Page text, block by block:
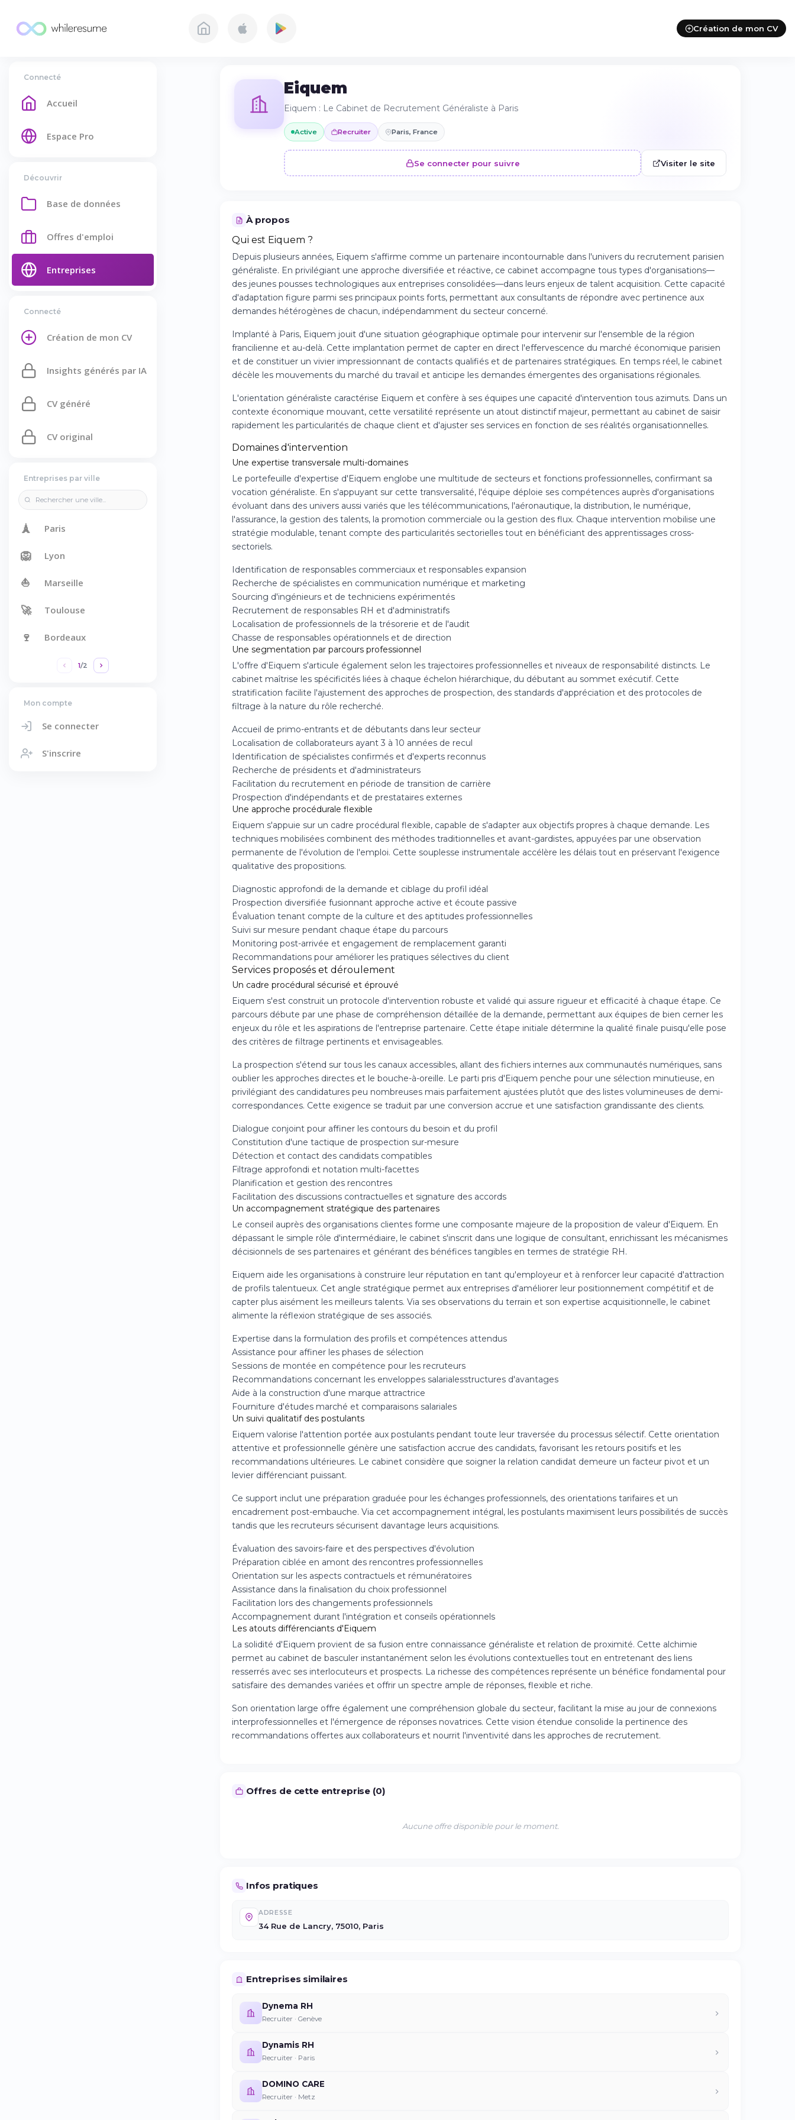
Création de mon CV
Connecté
Accueil
Espace Pro
Découvrir
Base de données
Offres d'emploi
Entreprises
Connecté
Création de mon CV
Insights générés par IA
CV généré
CV original
Entreprises par ville
🗼 Paris
🦁 Lyon
⛵ Marseille
🚀 Toulouse
🍷 Bordeaux
1/2
Mon compte
Se connecter
S'inscrire
Eiquem
Eiquem : Le Cabinet de Recrutement Généraliste à Paris
Active Recruiter Paris, France
Se connecter pour suivre Visiter le site
À propos
Qui est Eiquem ?
Depuis plusieurs années, Eiquem s'affirme comme un partenaire incontournable dans l'univers du recrutement parisien
généraliste. En privilégiant une approche diversifiée et réactive, ce cabinet accompagne tous types d'organisations—
des jeunes pousses technologiques aux entreprises consolidées—dans leurs enjeux de talent acquisition. Cette capacité
d'adaptation figure parmi ses principaux points forts, permettant aux consultants de répondre avec pertinence aux
demandes hétérogènes de chacun, indépendamment du secteur concerné.
Implanté à Paris, Eiquem jouit d'une situation géographique optimale pour intervenir sur l'ensemble de la région
francilienne et au-delà. Cette implantation permet de capter en direct l'effervescence du marché économique parisien
et de constituer un vivier impressionnant de contacts qualifiés et de partenaires stratégiques. En temps réel, le cabinet
décèle les mouvements du marché du travail et anticipe les demandes émergentes des organisations régionales.
L'orientation généraliste caractérise Eiquem et confère à ses équipes une capacité d'intervention tous azimuts. Dans un
contexte économique mouvant, cette versatilité représente un atout distinctif majeur, permettant au cabinet de saisir
rapidement les particularités de chaque client et d'ajuster ses services en fonction de ses réalités organisationnelles.
Domaines d'intervention
Une expertise transversale multi-domaines
Le portefeuille d'expertise d'Eiquem englobe une multitude de secteurs et fonctions professionnelles, confirmant sa
vocation généraliste. En s'appuyant sur cette transversalité, l'équipe déploie ses compétences auprès d'organisations
évoluant dans des univers aussi variés que les télécommunications, l'aéronautique, la distribution, le numérique,
l'assurance, la gestion des talents, la promotion commerciale ou la gestion des flux. Chaque intervention mobilise une
stratégie modulable, tenant compte des particularités sectorielles tout en bénéficiant des apprentissages cross-
sectoriels.
Identification de responsables commerciaux et responsables expansion
Recherche de spécialistes en communication numérique et marketing
Sourcing d'ingénieurs et de techniciens expérimentés
Recrutement de responsables RH et d'administratifs
Localisation de professionnels de la trésorerie et de l'audit
Chasse de responsables opérationnels et de direction
Une segmentation par parcours professionnel
L'offre d'Eiquem s'articule également selon les trajectoires professionnelles et niveaux de responsabilité distincts. Le
cabinet maîtrise les spécificités liées à chaque échelon hiérarchique, du débutant au sommet exécutif. Cette
stratification facilite l'ajustement des approches de prospection, des standards d'appréciation et des protocoles de
filtrage à la nature du rôle recherché.
Accueil de primo-entrants et de débutants dans leur secteur
Localisation de collaborateurs ayant 3 à 10 années de recul
Identification de spécialistes confirmés et d'experts reconnus
Recherche de présidents et d'administrateurs
Facilitation du recrutement en période de transition de carrière
Prospection d'indépendants et de prestataires externes
Une approche procédurale flexible
Eiquem s'appuie sur un cadre procédural flexible, capable de s'adapter aux objectifs propres à chaque demande. Les
techniques mobilisées combinent des méthodes traditionnelles et avant-gardistes, appuyées par une observation
permanente de l'évolution de l'emploi. Cette souplesse instrumentale accélère les délais tout en préservant l'exigence
qualitative des propositions.
Diagnostic approfondi de la demande et ciblage du profil idéal
Prospection diversifiée fusionnant approche active et écoute passive
Évaluation tenant compte de la culture et des aptitudes professionnelles
Suivi sur mesure pendant chaque étape du parcours
Monitoring post-arrivée et engagement de remplacement garanti
Recommandations pour améliorer les pratiques sélectives du client
Services proposés et déroulement
Un cadre procédural sécurisé et éprouvé
Eiquem s'est construit un protocole d'intervention robuste et validé qui assure rigueur et efficacité à chaque étape. Ce
parcours débute par une phase de compréhension détaillée de la demande, permettant aux équipes de bien cerner les
enjeux du rôle et les aspirations de l'entreprise partenaire. Cette étape initiale détermine la qualité finale puisqu'elle pose
des critères de filtrage pertinents et envisageables.
La prospection s'étend sur tous les canaux accessibles, allant des fichiers internes aux communautés numériques, sans
oublier les approches directes et le bouche-à-oreille. Le parti pris d'Eiquem penche pour une sélection minutieuse, en
privilégiant des candidatures peu nombreuses mais parfaitement ajustées plutôt que des listes volumineuses de demi-
correspondances. Cette exigence se traduit par une conversion accrue et une satisfaction grandissante des clients.
Dialogue conjoint pour affiner les contours du besoin et du profil
Constitution d'une tactique de prospection sur-mesure
Détection et contact des candidats compatibles
Filtrage approfondi et notation multi-facettes
Planification et gestion des rencontres
Facilitation des discussions contractuelles et signature des accords
Un accompagnement stratégique des partenaires
Le conseil auprès des organisations clientes forme une composante majeure de la proposition de valeur d'Eiquem. En
dépassant le simple rôle d'intermédiaire, le cabinet s'inscrit dans une logique de consultant, enrichissant les mécanismes
décisionnels de ses partenaires et générant des bénéfices tangibles en termes de stratégie RH.
Eiquem aide les organisations à construire leur réputation en tant qu'employeur et à renforcer leur capacité d'attraction
de profils talentueux. Cet angle stratégique permet aux entreprises d'améliorer leur positionnement compétitif et de
capter plus aisément les meilleurs talents. Via ses observations du terrain et son expertise acquisitionnelle, le cabinet
alimente la réflexion stratégique de ses associés.
Expertise dans la formulation des profils et compétences attendus
Assistance pour affiner les phases de sélection
Sessions de montée en compétence pour les recruteurs
Recommandations concernant les enveloppes salarialesstructures d'avantages
Aide à la construction d'une marque attractrice
Fourniture d'études marché et comparaisons salariales
Un suivi qualitatif des postulants
Eiquem valorise l'attention portée aux postulants pendant toute leur traversée du processus sélectif. Cette orientation
attentive et professionnelle génère une satisfaction accrue des candidats, favorisant les retours positifs et les
recommandations ultérieures. Le cabinet considère que soigner la relation candidat demeure un facteur pivot et un
levier différenciant puissant.
Ce support inclut une préparation graduée pour les échanges professionnels, des orientations tarifaires et un
encadrement post-embauche. Via cet accompagnement intégral, les postulants maximisent leurs possibilités de succès
tandis que les recruteurs sécurisent davantage leurs acquisitions.
Évaluation des savoirs-faire et des perspectives d'évolution
Préparation ciblée en amont des rencontres professionnelles
Orientation sur les aspects contractuels et rémunératoires
Assistance dans la finalisation du choix professionnel
Facilitation lors des changements professionnels
Accompagnement durant l'intégration et conseils opérationnels
Les atouts différenciants d'Eiquem
La solidité d'Eiquem provient de sa fusion entre connaissance généraliste et relation de proximité. Cette alchimie
permet au cabinet de basculer instantanément selon les évolutions contextuelles tout en entretenant des liens
resserrés avec ses interlocuteurs et prospects. La richesse des compétences représente un bénéfice fondamental pour
satisfaire des demandes variées et offrir un spectre ample de réponses, flexible et riche.
Son orientation large offre également une compréhension globale du secteur, facilitant la mise au jour de connexions
interprofessionnelles et l'émergence de réponses novatrices. Cette vision étendue consolide la pertinence des
recommandations offertes aux collaborateurs et nourrit l'inventivité dans les approches de recrutement.
Offres de cette entreprise (0)
Aucune offre disponible pour le moment.
Infos pratiques
ADRESSE
34 Rue de Lancry, 75010, Paris
Entreprises similaires
Dynema RH
Recruiter · Genève
Dynamis RH
Recruiter · Paris
DOMINO CARE
Recruiter · Metz